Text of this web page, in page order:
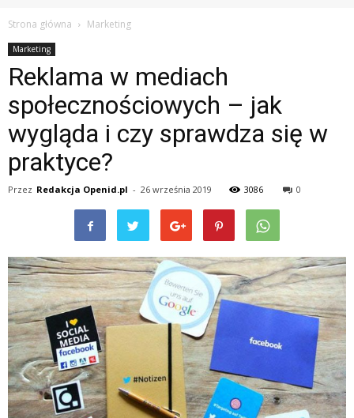
Strona główna Marketing
Marketing
Reklama w mediach
społecznościowych – jak
wygląda i czy sprawdza się w
praktyce?
Przez Redakcja Openid.pl - 26 września 2019 3086 0